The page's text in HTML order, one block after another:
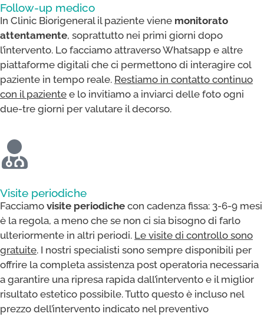
Follow-up medico
In Clinic Biorigeneral il paziente viene monitorato
attentamente, soprattutto nei primi giorni dopo
l’intervento. Lo facciamo attraverso Whatsapp e altre
piattaforme digitali che ci permettono di interagire col
paziente in tempo reale. Restiamo in contatto continuo
con il paziente e lo invitiamo a inviarci delle foto ogni
due-tre giorni per valutare il decorso.
Visite periodiche
Facciamo visite periodiche con cadenza fissa: 3-6-9 mesi
è la regola, a meno che se non ci sia bisogno di farlo
ulteriormente in altri periodi. Le visite di controllo sono
gratuite. I nostri specialisti sono sempre disponibili per
offrire la completa assistenza post operatoria necessaria
a garantire una ripresa rapida dall’intervento e il miglior
risultato estetico possibile. Tutto questo è incluso nel
prezzo dell’intervento indicato nel preventivo